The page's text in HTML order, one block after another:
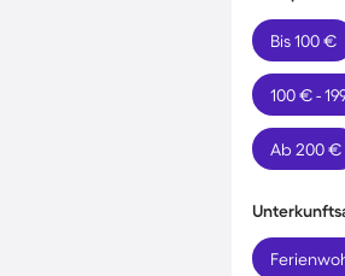
Bis 100 €
100 € -
Ab 200 €